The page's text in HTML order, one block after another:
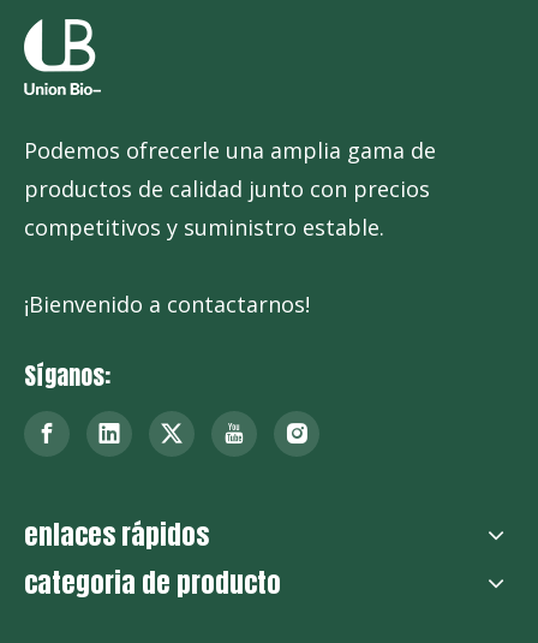
Podemos ofrecerle una amplia gama de
productos de calidad junto con precios
competitivos y suministro estable.
¡Bienvenido a contactarnos!
Síganos:
enlaces rápidos
categoria de producto